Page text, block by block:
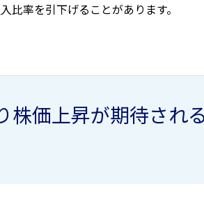
率を引下げることがあります。
価上昇が期待され